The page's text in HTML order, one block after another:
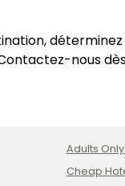
nous
Adults
Cheap